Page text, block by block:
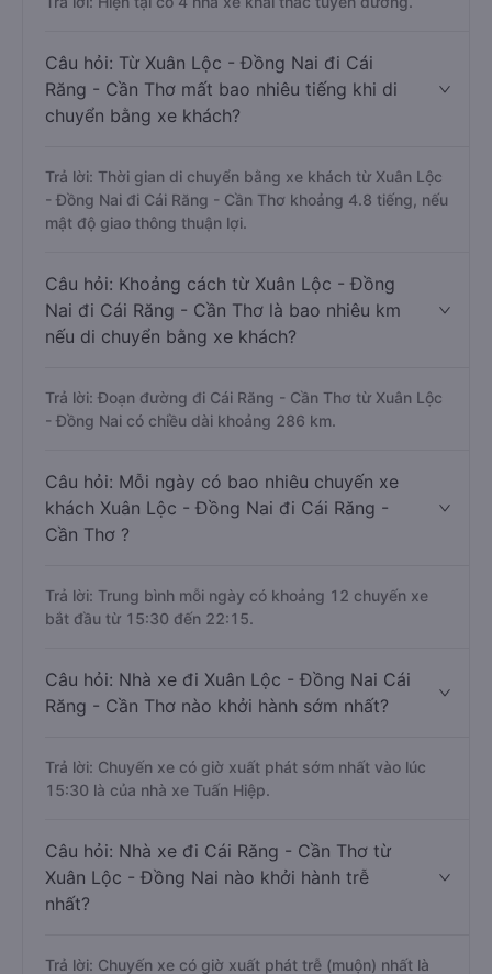
Câu hỏi: Từ Xuân Lộc - Đồng Nai đi Cái
Răng - Cần Thơ mất bao nhiêu tiếng khi di
chuyển bằng xe khách?
Trả lời: Thời gian di chuyển bằng xe khách từ Xuân Lộc
- Đồng Nai đi Cái Răng - Cần Thơ khoảng 4.8 tiếng, nếu
mật độ giao thông thuận lợi.
Câu hỏi: Khoảng cách từ Xuân Lộc - Đồng
Nai đi Cái Răng - Cần Thơ là bao nhiêu km
nếu di chuyển bằng xe khách?
Trả lời: Đoạn đường đi Cái Răng - Cần Thơ từ Xuân Lộc
- Đồng Nai có chiều dài khoảng 286 km.
Câu hỏi: Mỗi ngày có bao nhiêu chuyến xe
khách Xuân Lộc - Đồng Nai đi Cái Răng -
Cần Thơ ?
Trả lời: Trung bình mỗi ngày có khoảng 12 chuyến xe
bắt đầu từ 15:30 đến 22:15.
Câu hỏi: Nhà xe đi Xuân Lộc - Đồng Nai Cái
Răng - Cần Thơ nào khởi hành sớm nhất?
Trả lời: Chuyến xe có giờ xuất phát sớm nhất vào lúc
15:30 là của nhà xe Tuấn Hiệp.
Câu hỏi: Nhà xe đi Cái Răng - Cần Thơ từ
Xuân Lộc - Đồng Nai nào khởi hành trễ
nhất?
Trả lời: Chuyến xe có giờ xuất phát trễ (muộn) nhất là